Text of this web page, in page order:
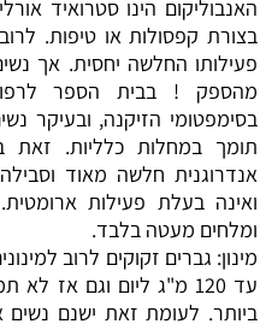
האנבוליקום הינו סטרואיד
בצורת קפסולות או טיפות.
פעילותו החלשה יחסית. אך
מהספק ! בבית הספר
בסימפטומי הזיקנה, ובעיקר
תומך במחלות כלליות. זאת
אנדרוגנית חלשה מאוד
ואינה בעלת פעילות
ומלחים מעטה בלבד.
עד 120 מ"ג ליום וגם אז
ביותר. לעומת זאת ישנם